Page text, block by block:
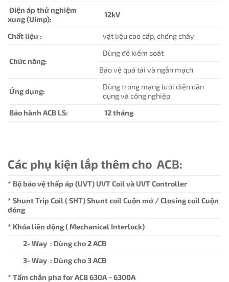
Điện áp thử nghiệm
xung (Uimp):
12kV
Chất liệu : vật liệu cao cấp, chống cháy
Chức năng:
Dùng để kiểm soát
Bảo vệ quá tải và ngắn mạch
Ứng dụng:
Dùng trong mạng lưới điện dân
dụng và công nghiệp
Bảo hành ACB LS:
12 tháng
Các phụ kiện lắp thêm cho ACB:
* Bộ bảo vệ thấp áp (UVT) UVT Coil và UVT Controller
* Shunt Trip Coil ( SHT) Shunt coil Cuộn mở / Closing coil Cuộn
đóng
* Khóa liên động ( Mechanical Interlock)
2- Way : Dùng cho 2 ACB
3- Way : Dùng cho 3 ACB
* Tấm chắn pha for ACB 630A ~ 6300A